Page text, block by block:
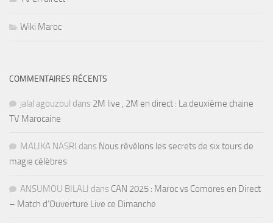
Wiki Maroc
COMMENTAIRES RÉCENTS
jalal agouzoul dans 2M live , 2M en direct : La deuxième chaine
TV Marocaine
MALIKA NASRI dans Nous révélons les secrets de six tours de
magie célèbres
ANSUMOU BILALI dans CAN 2025 : Maroc vs Comores en Direct
– Match d’Ouverture Live ce Dimanche